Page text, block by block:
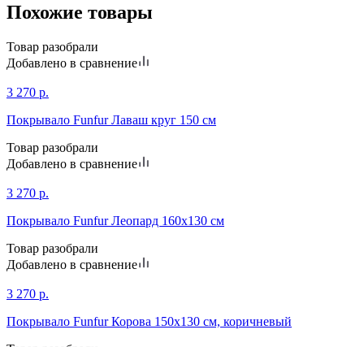
Похожие товары
Товар разобрали
Добавлено в сравнение
3 270 р.
Покрывало Funfur Лаваш круг 150 см
Товар разобрали
Добавлено в сравнение
3 270 р.
Покрывало Funfur Леопард 160х130 см
Товар разобрали
Добавлено в сравнение
3 270 р.
Покрывало Funfur Корова 150х130 см, коричневый